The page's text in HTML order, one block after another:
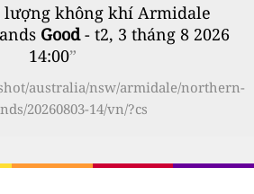
lượng không khí Armidale
Good- t2, 3 tháng 8 2026
14:00”
australia/nsw/armidale/northern-
20260803-14/vn/?cs